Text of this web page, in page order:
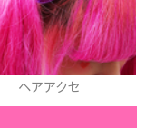
スマフォカバー